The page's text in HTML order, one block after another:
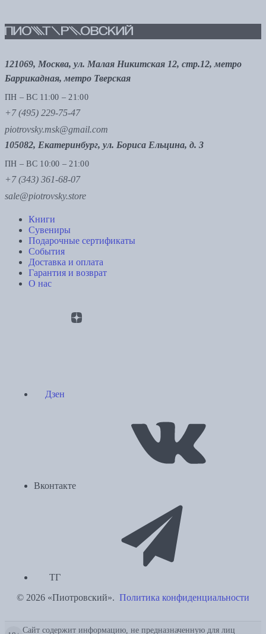
121069, Москва, ул. Малая Никитская 12, стр.12, метро
Баррикадная, метро Тверская
ПН – ВС 11:00 – 21:00
+7 (495) 229-75-47
piotrovsky.msk@gmail.com
105082, Екатеринбург, ул. Бориса Ельцина, д. 3
ПН – ВС 10:00 – 21:00
+7 (343) 361-68-07
sale@piotrovsky.store
Книги
Сувениры
Подарочные сертификаты
События
Доставка и оплата
Гарантия и возврат
О нас
Дзен
Вконтакте
ТГ
© 2026 «Пиотровский». Политика конфиденциальности
Сайт содержит информацию, не предназначенную для лиц